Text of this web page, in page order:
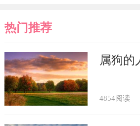
重义，受业于薛汉门下
件，被州牧所举发，廉
由此邓融对他深为恨怨
求充当一名廷尉狱卒，
侍，尽心勤劳，以报邓
热门推荐
属狗的
4854阅读